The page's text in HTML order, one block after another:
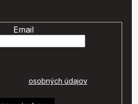
Email
osobných údajov.